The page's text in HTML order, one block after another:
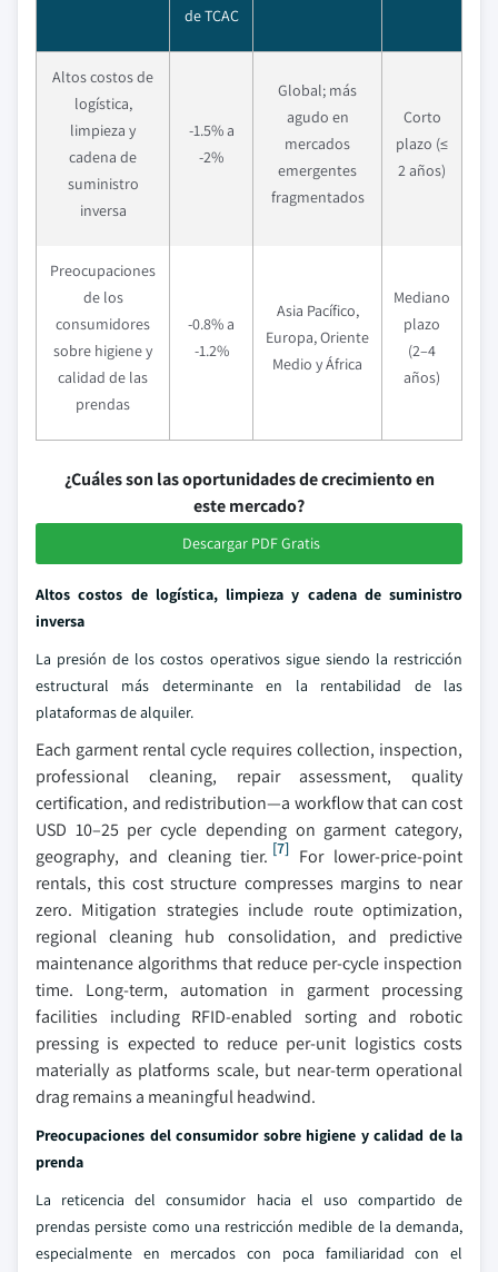
de TCAC
Altos costos de
logística,
limpieza y
cadena de
suministro
inversa
-1.5% a
-2%
Global; más
agudo en
mercados
emergentes
fragmentados
Corto
plazo (≤
2 años)
Preocupaciones
de los
consumidores
sobre higiene y
calidad de las
prendas
-0.8% a
-1.2%
Asia Pacífico,
Europa, Oriente
Medio y África
Mediano
plazo
(2–4
años)
¿Cuáles son las oportunidades de crecimiento en
este mercado?
Descargar PDF Gratis
Altos costos de logística, limpieza y cadena de suministro
inversa
La presión de los costos operativos sigue siendo la restricción
estructural más determinante en la rentabilidad de las
plataformas de alquiler.
Each garment rental cycle requires collection, inspection,
professional cleaning, repair assessment, quality
certification, and redistribution—a workflow that can cost
USD 10–25 per cycle depending on garment category,
geography, and cleaning tier. [7] For lower-price-point
rentals, this cost structure compresses margins to near
zero. Mitigation strategies include route optimization,
regional cleaning hub consolidation, and predictive
maintenance algorithms that reduce per-cycle inspection
time. Long-term, automation in garment processing
facilities including RFID-enabled sorting and robotic
pressing is expected to reduce per-unit logistics costs
materially as platforms scale, but near-term operational
drag remains a meaningful headwind.
Preocupaciones del consumidor sobre higiene y calidad de la
prenda
La reticencia del consumidor hacia el uso compartido de
prendas persiste como una restricción medible de la demanda,
especialmente en mercados con poca familiaridad con el